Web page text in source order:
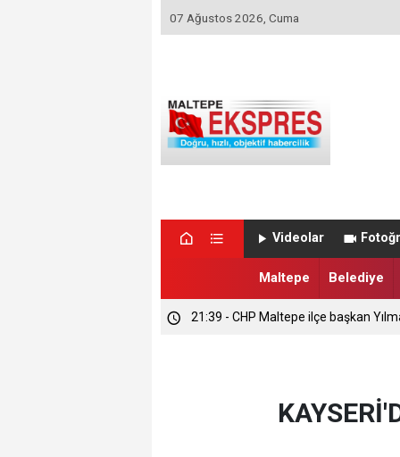
07 Ağustos 2026, Cuma
Videolar
Maltepe Belediye
21:39 - CHP Maltepe ilçe başkan